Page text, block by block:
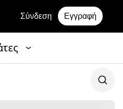
Σύνδεση Εγγραφή